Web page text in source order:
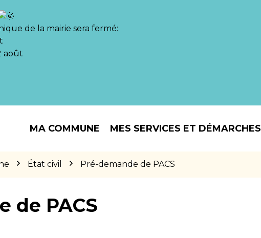
de la mairie sera fermé:
août
MA COMMUNE MES SERVICES ET DÉMARCHES
État civil Pré-demande de PACS
de PACS